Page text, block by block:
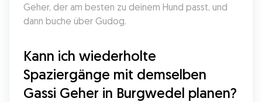
Geher, der am besten zu deinem Hund passt, und
dann buche über Gudog.
Kann ich wiederholte
Spaziergänge mit demselben
Gassi Geher in Burgwedel planen?